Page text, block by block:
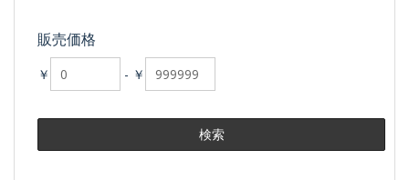
販売価格
￥ - ￥